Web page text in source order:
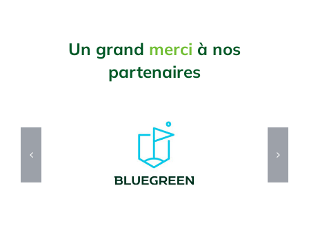
Un grand merci à nos
partenaires